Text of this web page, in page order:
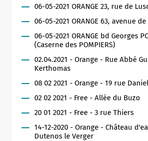
06-05-2021 ORANGE 23, rue de
06-05-2021 ORANGE 63, avenue
06-05-2021 ORANGE bd Georges
(Caserne des POMPIERS)
02.04.2021 - Orange - Rue Abbé
Kerthomas
08 02 2021 - Orange - 19 rue
02 02 2021 - Free - Allée du Buzo
20 01 2021 - Free - 3 rue Thiers
14-12-2020 - Orange - Château
Dutenos le Verger